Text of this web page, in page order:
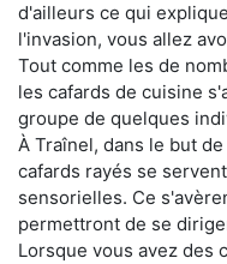
d'ailleurs ce qui
l'invasion, vous allez
Tout comme les de
les cafards de cuisine
groupe de quelques
À Traînel, dans le but
cafards rayés se
sensorielles. Ce
permettront de se
Lorsque vous avez des